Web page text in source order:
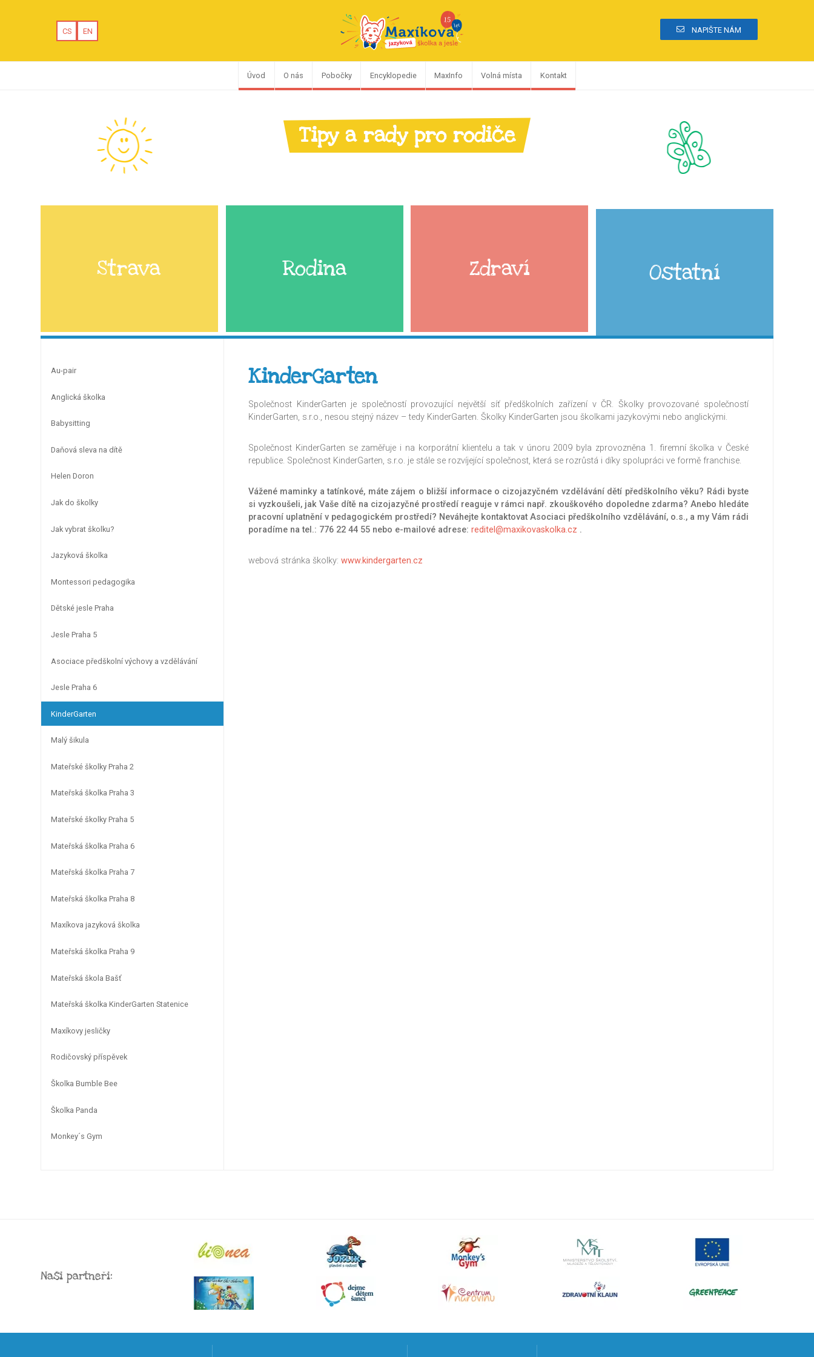
CS EN NAPIŠTE NÁM
Úvod O nás Pobočky Encyklopedie MaxInfo Volná místa Kontakt
Tipy a rady pro rodiče
Strava Rodina Zdraví Ostatní
Au-pair
Anglická školka
Babysitting
Daňová sleva na dítě
Helen Doron
Jak do školky
Jak vybrat školku?
Jazyková školka
Montessori pedagogika
Dětské jesle Praha
Jesle Praha 5
Asociace předškolní výchovy a vzdělávání
Jesle Praha 6
KinderGarten
Malý šikula
Mateřské školky Praha 2
Mateřská školka Praha 3
Mateřské školky Praha 5
Mateřská školka Praha 6
Mateřská školka Praha 7
Mateřská školka Praha 8
Maxíkova jazyková školka
Mateřská školka Praha 9
Mateřská škola Bašť
Mateřská školka KinderGarten Statenice
Maxíkovy jesličky
Rodičovský příspěvek
Školka Bumble Bee
Školka Panda
Monkey´s Gym
KinderGarten
Společnost KinderGarten je společností provozující největší síť předškolních zařízení v ČR. Školky provozované společností
KinderGarten, s.r.o., nesou stejný název – tedy KinderGarten. Školky KinderGarten jsou školkami jazykovými nebo anglickými.
Společnost KinderGarten se zaměřuje i na korporátní klientelu a tak v únoru 2009 byla zprovozněna 1. firemní školka v České
republice. Společnost KinderGarten, s.r.o. je stále se rozvíjející společnost, která se rozrůstá i díky spolupráci ve formě franchise.
Vážené maminky a tatínkové, máte zájem o bližší informace o cizojazyčném vzdělávání dětí předškolního věku? Rádi byste
si vyzkoušeli, jak Vaše dítě na cizojazyčné prostředí reaguje v rámci např. zkouškového dopoledne zdarma? Anebo hledáte
pracovní uplatnění v pedagogickém prostředí? Neváhejte kontaktovat Asociaci předškolního vzdělávání, o.s., a my Vám rádi
poradíme na tel.: 776 22 44 55 nebo e-mailové adrese: reditel@maxikovaskolka.cz .
webová stránka školky: www.kindergarten.cz
Naši partneři: